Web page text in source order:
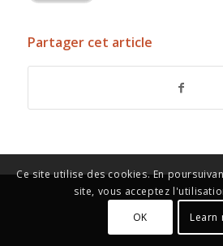
Partager cet article
Ce site utilise des cookies. En
site, vous acceptez
OK
Learn